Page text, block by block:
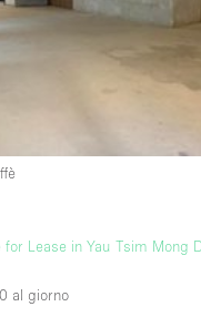
/ riprese
for Lease in Yau Tsim Mong
al giorno